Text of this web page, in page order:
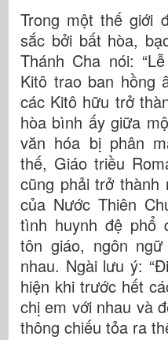
Trong một thế giới
sắc bởi bất hòa,
Thánh Cha nói:
Kitô trao ban hồng
các Kitô hữu trở
hòa bình ấy giữa
văn hóa bị phân
thế, Giáo triều
cũng phải trở thành
của Nước Thiên
tình huynh đệ phổ
tôn giáo, ngôn
nhau. Ngài lưu ý:
hiện khi trước hết
chị em với nhau và
thông chiếu tỏa ra